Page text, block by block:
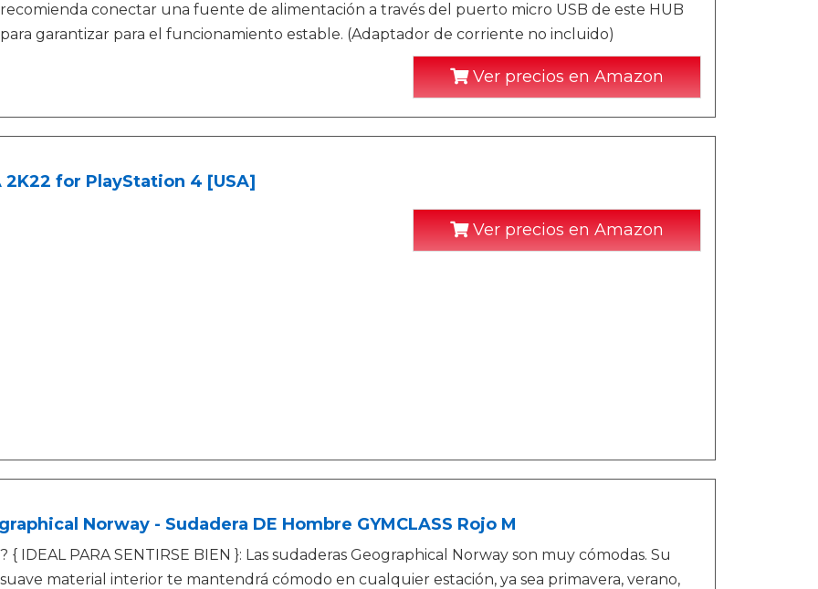
recomienda conectar una fuente de alimentación a través del puerto micro USB de este HUB
para garantizar para el funcionamiento estable. (Adaptador de corriente no incluido)
Ver precios en Amazon
2K22 for PlayStation 4 [USA]
Ver precios en Amazon
Norway - Sudadera DE Hombre GYMCLASS Rojo M
? { IDEAL PARA SENTIRSE BIEN }: Las sudaderas Geographical Norway son muy cómodas. Su
suave material interior te mantendrá cómodo en cualquier estación, ya sea primavera, verano,